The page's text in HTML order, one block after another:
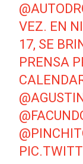
VEZ. EN
17, SE
PRENSA